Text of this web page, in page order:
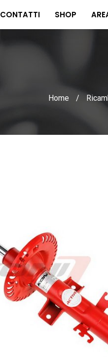
CONTATTI SHOP
Home /